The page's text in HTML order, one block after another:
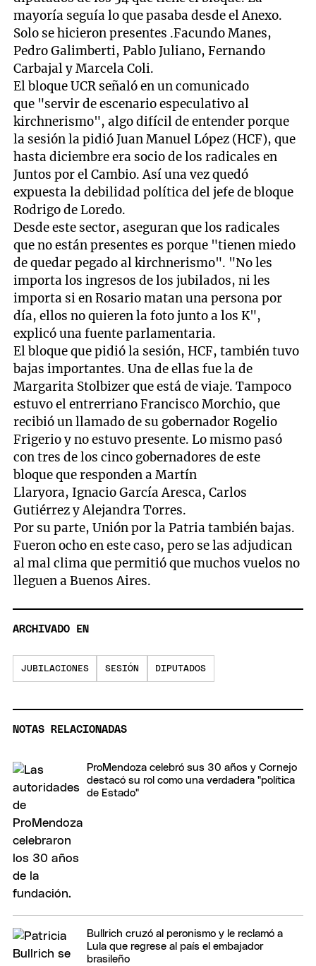
mayoría seguía lo que pasaba desde el Anexo.
Solo se hicieron presentes .Facundo Manes,
Pedro Galimberti, Pablo Juliano, Fernando
Carbajal y Marcela Coli.
El bloque UCR señaló en un comunicado
que "servir de escenario especulativo al
kirchnerismo", algo difícil de entender porque
la sesión la pidió Juan Manuel López (HCF), que
hasta diciembre era socio de los radicales en
Juntos por el Cambio. Así una vez quedó
expuesta la debilidad política del jefe de bloque
Rodrigo de Loredo.
Desde este sector, aseguran que los radicales
que no están presentes es porque "tienen miedo
de quedar pegado al kirchnerismo". "No les
importa los ingresos de los jubilados, ni les
importa si en Rosario matan una persona por
día, ellos no quieren la foto junto a los K",
explicó una fuente parlamentaria.
El bloque que pidió la sesión, HCF, también tuvo
bajas importantes. Una de ellas fue la de
Margarita Stolbizer que está de viaje. Tampoco
estuvo el entrerriano Francisco Morchio, que
recibió un llamado de su gobernador Rogelio
Frigerio y no estuvo presente. Lo mismo pasó
con tres de los cinco gobernadores de este
bloque que responden a Martín
Llaryora, Ignacio García Aresca, Carlos
Gutiérrez y Alejandra Torres.
Por su parte, Unión por la Patria también bajas.
Fueron ocho en este caso, pero se las adjudican
al mal clima que permitió que muchos vuelos no
lleguen a Buenos Aires.
ARCHIVADO EN
JUBILACIONES SESIÓN DIPUTADOS
NOTAS RELACIONADAS
ProMendoza celebró sus 30 años y Cornejo
destacó su rol como una verdadera "política
de Estado"
Bullrich cruzó al peronismo y le reclamó a
Lula que regrese al país el embajador
brasileño